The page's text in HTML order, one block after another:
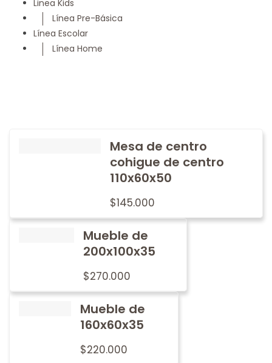
Linea Kids
Línea Pre-Básica
Línea Escolar
Línea Home
Mesa de centro
cohigue de centro
110x60x50
$145.000
Mueble de
200x100x35
$270.000
Mueble de
160x60x35
$220.000